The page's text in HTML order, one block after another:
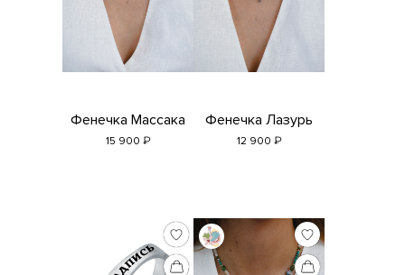
Фенечка Массака
15 900 ₽
Фенечка Лазурь
12 900 ₽